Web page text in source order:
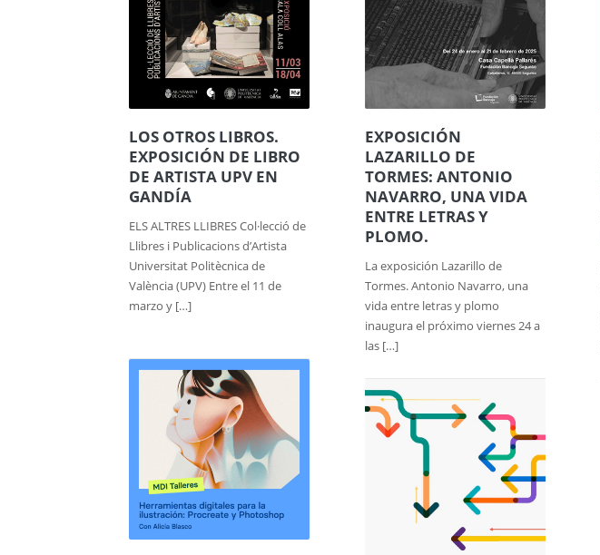
LOS OTROS LIBROS.
EXPOSICIÓN DE LIBRO
DE ARTISTA UPV EN
GANDÍA
ELS ALTRES LLIBRES Col·lecció de
Llibres i Publicacions d’Artista
Universitat Politècnica de
València (UPV) Entre el 11 de
marzo y […]
EXPOSICIÓN
LAZARILLO DE
TORMES: ANTONIO
NAVARRO, UNA VIDA
ENTRE LETRAS Y
PLOMO.
La exposición Lazarillo de
Tormes. Antonio Navarro, una
vida entre letras y plomo
inaugura el próximo viernes 24 a
las […]